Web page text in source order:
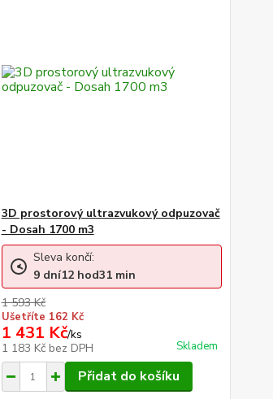
3D prostorový ultrazvukový odpuzovač
- Dosah 1700 m3
1 593 Kč
Ušetříte 162 Kč
1 431 Kč/ks
1 183 Kč bez DPH Skladem
Sleva končí:
9 dní12hod31min
Přidat do košíku